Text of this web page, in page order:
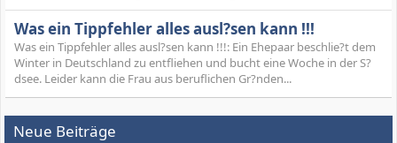
Was ein Tippfehler alles ausl?sen kann !!!
Was ein Tippfehler alles ausl?sen kann !!!: Ein Ehepaar beschlie?t dem
Winter in Deutschland zu entfliehen und bucht eine Woche in der S?
dsee. Leider kann die Frau aus beruflichen Gr?nden...
Neue Beiträge